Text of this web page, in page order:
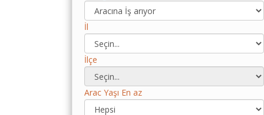
İl
İlçe
Arac Yaşı En az